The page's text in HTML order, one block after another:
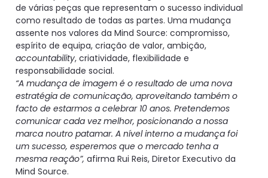
de várias peças que representam o sucesso individual
como resultado de todas as partes. Uma mudança
assente nos valores da Mind Source: compromisso,
espírito de equipa, criação de valor, ambição,
accountability, criatividade, flexibilidade e
responsabilidade social.
“A mudança de imagem é o resultado de uma nova
estratégia de comunicação, aproveitando também o
facto de estarmos a celebrar 10 anos. Pretendemos
comunicar cada vez melhor, posicionando a nossa
marca noutro patamar. A nível interno a mudança foi
um sucesso, esperemos que o mercado tenha a
mesma reação”, afirma Rui Reis, Diretor Executivo da
Mind Source.